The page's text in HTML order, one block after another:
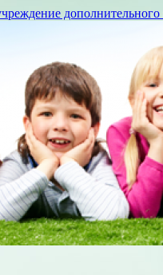
дополнительного